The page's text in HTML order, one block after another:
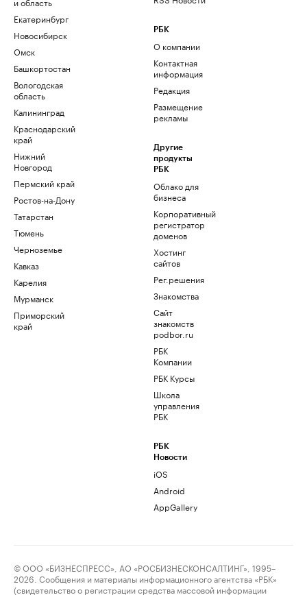
Екатеринбург
Новосибирск
Омск
Башкортостан
Вологодская
область
Калининград
Краснодарский
край
Нижний
Новгород
Пермский край
Ростов-на-Дону
Татарстан
Тюмень
Черноземье
Кавказ
Карелия
Мурманск
Приморский
край
РБК
О компании
Контактная
информация
Редакция
Размещение
рекламы
Другие
продукты
РБК
Облако для
бизнеса
Корпоративный
регистратор
доменов
Хостинг
сайтов
Рег.решения
Знакомства
Сайт
знакомств
podbor.ru
РБК
Компании
РБК Курсы
Школа
управления
РБК
РБК
Новости
iOS
Android
AppGallery
© ООО «БИЗНЕСПРЕСС», АО «РОСБИЗНЕСКОНСАЛТИНГ», 1995–
2026. Сообщения и материалы информационного агентства «РБК»
(свидетельство о регистрации средства массовой информации